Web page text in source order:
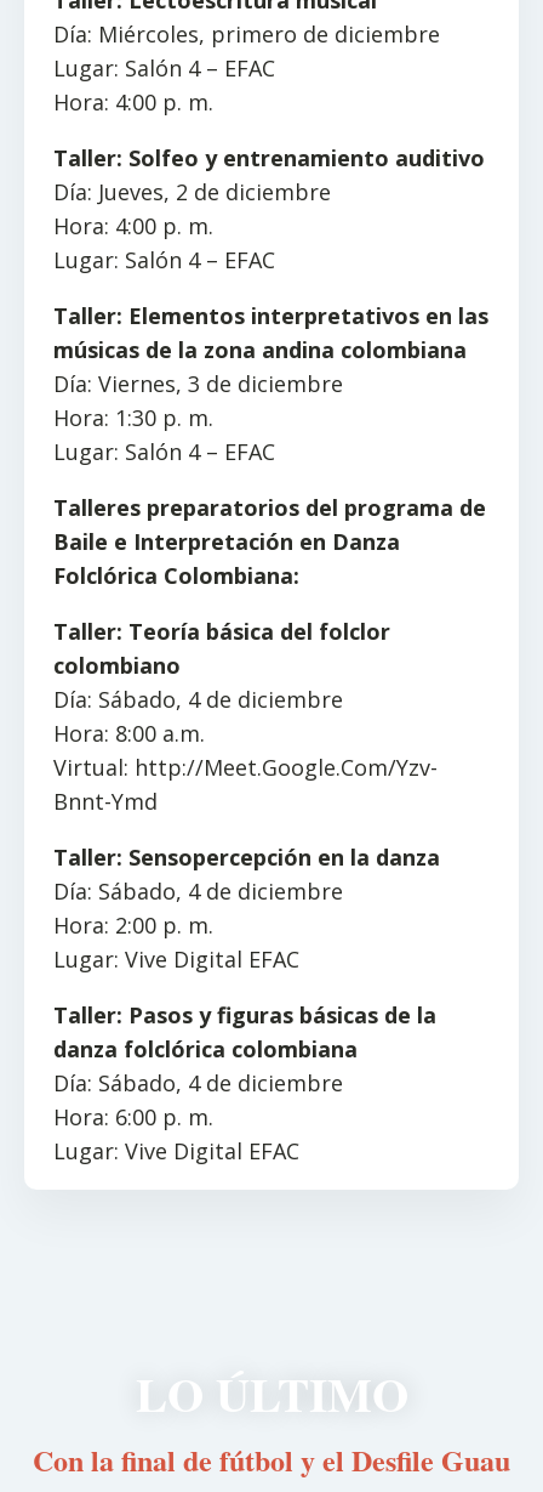
Día: Miércoles, primero de diciembre
Lugar: Salón 4 – EFAC
Hora: 4:00 p. m.
Taller: Solfeo y entrenamiento auditivo
Día: Jueves, 2 de diciembre
Hora: 4:00 p. m.
Lugar: Salón 4 – EFAC
Taller: Elementos interpretativos en las
músicas de la zona andina colombiana
Día: Viernes, 3 de diciembre
Hora: 1:30 p. m.
Lugar: Salón 4 – EFAC
Talleres preparatorios del programa de
Baile e Interpretación en Danza
Folclórica Colombiana:
Taller: Teoría básica del folclor
colombiano
Día: Sábado, 4 de diciembre
Hora: 8:00 a.m.
Virtual: http://Meet.Google.Com/Yzv-
Bnnt-Ymd
Taller: Sensopercepción en la danza
Día: Sábado, 4 de diciembre
Hora: 2:00 p. m.
Lugar: Vive Digital EFAC
Taller: Pasos y figuras básicas de la
danza folclórica colombiana
Día: Sábado, 4 de diciembre
Hora: 6:00 p. m.
Lugar: Vive Digital EFAC
LO ÚLTIMO
Con la final de fútbol y el Desfile Guau